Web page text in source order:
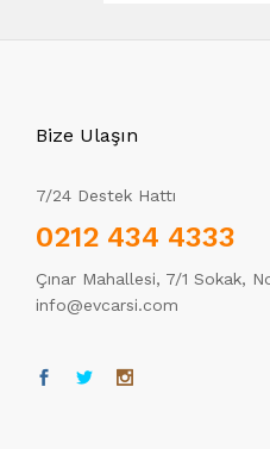
Bize Ulaşın
7/24 Destek Hattı
0212 434 4333
Çınar Mahallesi, 7/1 Sokak,
info@evcarsi.com